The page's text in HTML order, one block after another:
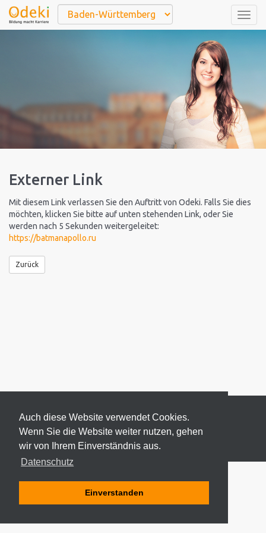
Auch diese Website verwendet Cookies.
Wenn Sie die Website weiter nutzen, gehen
wir von Ihrem Einverständnis aus.
Datenschutz
Einverstanden
Externer Link
Mit diesem Link verlassen Sie den Auftritt von Odeki. Falls Sie dies
möchten, klicken Sie bitte auf unten stehenden Link, oder Sie
werden nach 5 Sekunden weitergeleitet:
https://batmanapollo.ru
Zurück
© 2026 ODEKI - ALLE RECHTE VORBEHALTEN